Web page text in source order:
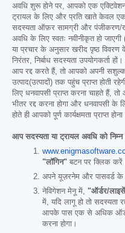
अवधि शुरू होने पर, आपको एक
ट्रायल के लिए और प्रति खाते केवल
सदस्यता ऑफ़र सामग्री और पंजीकरण/
अवधि के लिए स्वतः नवीनीकृत हो जाएगी
या प्रचार के अनुसार खरीद पृष्ठ
निरंतर, निर्बाध सदस्यता उपयोगकर्ता
आप रद्द करते हैं, तो आपको अपनी
उत्पाद(उत्पादों) तक पहुंच प्राप्त होती
लिए धनवापसी प्राप्त करना चाहते हैं,
भीतर रद्द करना होगा और धनवापसी
होते ही आपको पूर्ण कार्यक्षमता प्राप्त
आप सदस्यता या ट्रायल अवधि को
"लॉगिन" बटन पर क्लिक
अपने यूज़रनेम और पासवर्ड
नेविगेशन मेनू में, "ऑर्डर/
में, यदि लागू हो तो सदस्यता
आपके पास एक से अधिक
करना होगा।